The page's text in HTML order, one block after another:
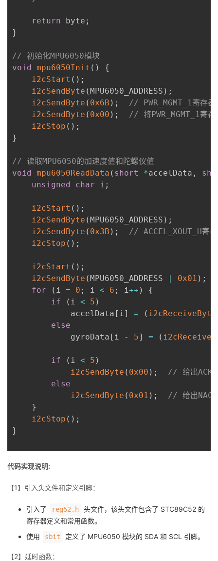
return byte ;
}
// 初始化MPU6050模块
void
mpu6050Init ( )
{
i2cStart ( ) ;
i2cSendByte (MPU6050_ADDRESS ) ;
i2cSendByte ( 0x6B ) ;
// PWR_MGMT_1寄存器
i2cSendByte ( 0x00 ) ;
// 将PWR_MGMT_1寄
i2cStop ( ) ;
}
// 读取MPU6050的加速度值和陀螺仪值
void
mpu6050ReadData ( short *accelData ,
unsigned
char i ;
i2cStart ( ) ;
i2cSendByte (MPU6050_ADDRESS ) ;
i2cSendByte ( 0x3B ) ;
// ACCEL_XOUT_H寄
i2cStop ( ) ;
i2cStart ( ) ;
i2cSendByte (MPU6050_ADDRESS | 0x01 ) ;
for
( i = 0 ; i < 6 ; i++ )
{
if
( i < 5 )
            accelData
[ i] = ( i2cReceiveByte
else
            gyroData
[ i - 5] = (
if
( i < 5 )
i2cSendByte ( 0x00 ) ;
// 给出ACK
else
i2cSendByte ( 0x01 ) ;
// 给出NACK
}
i2cStop ( ) ;
}
代码实现说明:
【1】引入头文件和定义引脚：
引入了 reg52.h
头文件，该头文件包含了 STC89C52 的
寄存器定义和常用函数。
使用
sbit 定义了 MPU6050 模块的 SDA 和 SCL 引脚。
【2】延时函数：